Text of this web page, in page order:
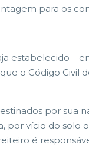
para os
estabelecido –
o Código Civil
por sua
por vício do solo
é